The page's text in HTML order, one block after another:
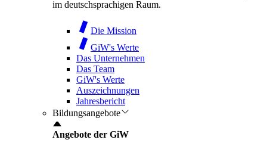
im deutschsprachigen Raum.
Die Mission
GiW's Werte
Das Unternehmen
Das Team
GiW's Werte
Auszeichnungen
Jahresbericht
Bildungsangebote
Angebote der GiW